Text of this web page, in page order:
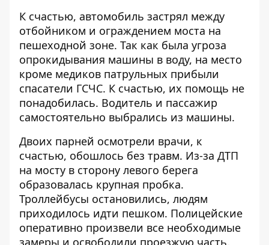
К счастью, автомобиль застрял между
отбойником и ограждением моста на
пешеходной зоне. Так как была угроза
опрокидывания машины в воду, на место
кроме медиков патрульных прибыли
спасатели ГСЧС. К счастью, их помощь не
понадобилась. Водитель и пассажир
самостоятельно выбрались из машины.
Двоих парней осмотрели врачи, к
счастью, обошлось без травм. Из-за ДТП
на мосту в сторону левого берега
образовалась крупная пробка.
Троллейбусы остановились, людям
приходилось идти пешком. Полицейские
оперативно произвели все необходимые
замеры и освободили проезжую часть,